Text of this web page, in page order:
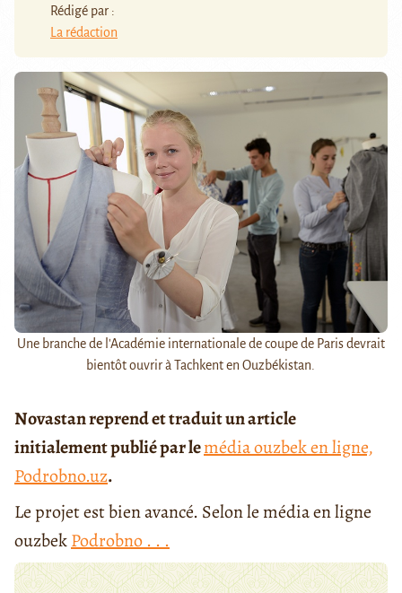
Rédigé par :
La rédaction
Une branche de l'Académie internationale de coupe de Paris devrait
bientôt ouvrir à Tachkent en Ouzbékistan.
Novastan reprend et traduit un article
initialement publié par lemédia ouzbek en ligne,
Podrobno.uz.
Le projet est bien avancé. Selon le média en ligne
ouzbekPodrobno . . .